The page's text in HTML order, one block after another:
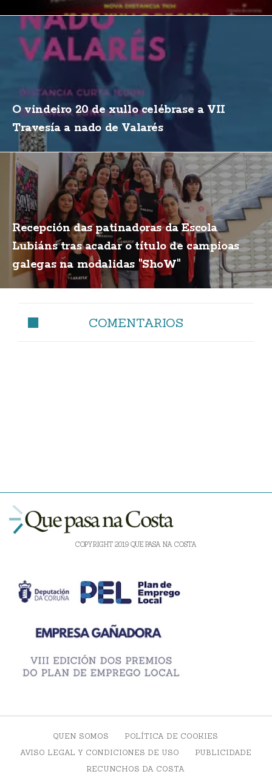
O vindeiro 20 de xullo celébrase a VII
Travesía a nado de Valarés
Recepción das patinadoras da Escola
Lubiáns tras acadar o título de campioas
galegas na modalidas "ShoW"
COMENTARIOS
COPYRIGHT 2019 QUE PASA NA COSTA
QUEN SOMOS
POLÍTICA DE COOKIES
AVISO LEGAL Y CONDICIONES DE USO
PUBLICIDADE
RECUNCHOS DA COSTA